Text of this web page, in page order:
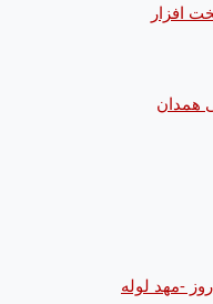
افزار
همدان
-مهد لوله